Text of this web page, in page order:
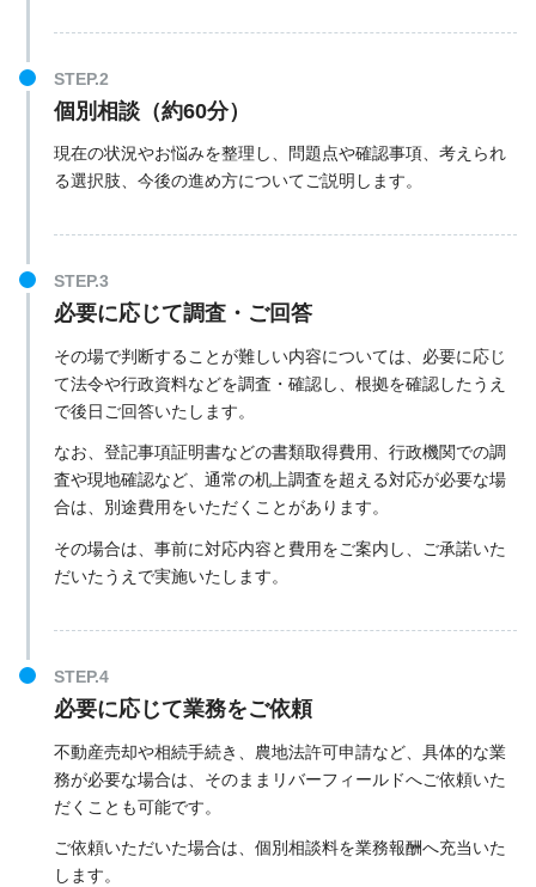
個別相談（約60分）
現在の状況やお悩みを整理し、問題点や確認事項、考えられ
る選択肢、今後の進め方についてご説明します。
必要に応じて調査・ご回答
その場で判断することが難しい内容については、必要に応じ
て法令や行政資料などを調査・確認し、根拠を確認したうえ
で後日ご回答いたします。
なお、登記事項証明書などの書類取得費用、行政機関での調
査や現地確認など、通常の机上調査を超える対応が必要な場
合は、別途費用をいただくことがあります。
その場合は、事前に対応内容と費用をご案内し、ご承諾いた
だいたうえで実施いたします。
必要に応じて業務をご依頼
不動産売却や相続手続き、農地法許可申請など、具体的な業
務が必要な場合は、そのままリバーフィールドへご依頼いた
だくことも可能です。
ご依頼いただいた場合は、個別相談料を業務報酬へ充当いた
します。